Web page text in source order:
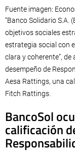
Fuente imagen:
“Banco Solidario S.A.
objetivos sociales
estrategia social con
clara y coherente”,
desempeño de
Aesa Rattings, una
Fitch Rattings.
BancoSol
calificación